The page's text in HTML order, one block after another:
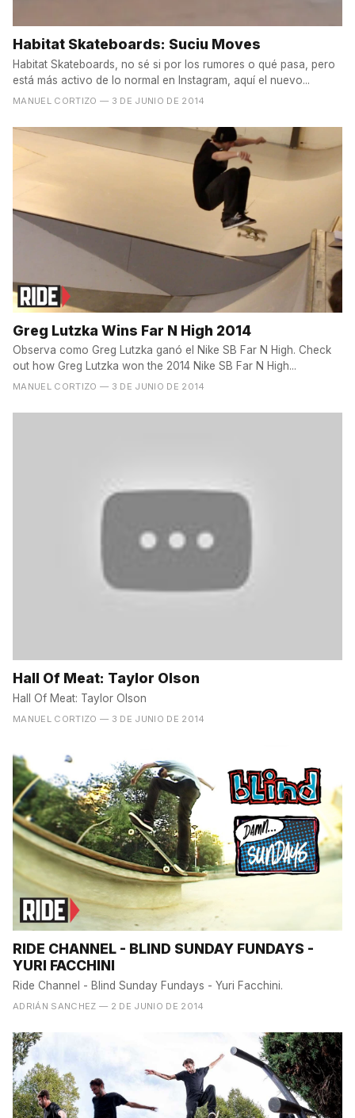
Habitat Skateboards: Suciu Moves
Habitat Skateboards, no sé si por los rumores o qué pasa, pero
está más activo de lo normal en Instagram, aquí el nuevo...
MANUEL CORTIZO — 3 DE JUNIO DE 2014
Greg Lutzka Wins Far N High 2014
Observa como Greg Lutzka ganó el Nike SB Far N High. Check
out how Greg Lutzka won the 2014 Nike SB Far N High...
MANUEL CORTIZO — 3 DE JUNIO DE 2014
Hall Of Meat: Taylor Olson
Hall Of Meat: Taylor Olson
MANUEL CORTIZO — 3 DE JUNIO DE 2014
RIDE CHANNEL - BLIND SUNDAY FUNDAYS -
YURI FACCHINI
Ride Channel - Blind Sunday Fundays - Yuri Facchini.
ADRIÁN SANCHEZ — 2 DE JUNIO DE 2014